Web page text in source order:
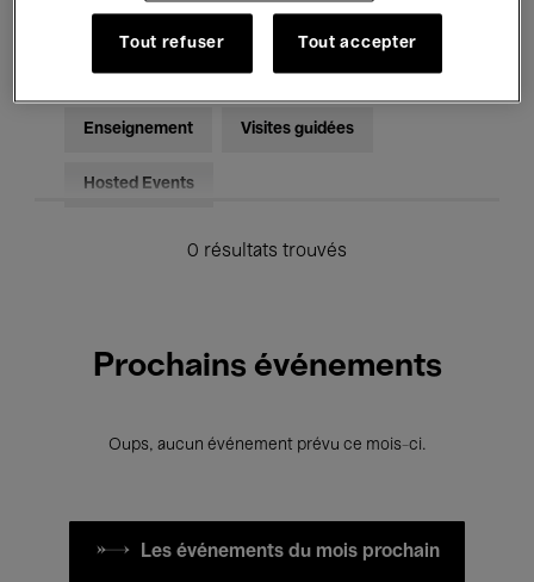
Pour tous Kids’ Palace
Enseignement Visites guidées
Hosted Events
0 résultats trouvés
Prochains événements
Oups, aucun événement prévu ce mois-ci.
Les événements du mois prochain
Tout refuser Tout accepter